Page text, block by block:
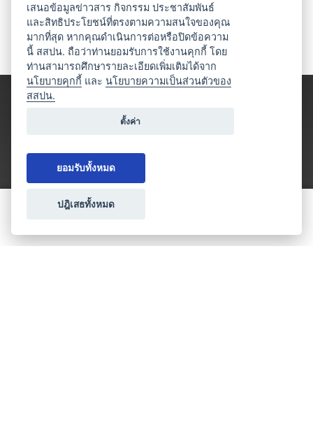
ประเภทธุรกิจไมซ์
เสนอข้อมูลข่าวสาร กิจกรรม ประชาสัมพันธ์
และสิทธิประโยชน์ที่ตรงตามความสนใจของคุณ
มากที่สุด หากคุณดำเนินการต่อหรือปิดข้อความ
นี้ สสปน. ถือว่าท่านยอมรับการใช้งานคุกกี้ โดย
ท่านสามารถศึกษารายละเอียดเพิ่มเติมได้จาก
นโยบายคุกกี้ และนโยบายความเป็นส่วนตัวของ
สสปน.
ตั้งค่า
ยอมรับทั้งหมด
ปฎิเสธทั้งหมด